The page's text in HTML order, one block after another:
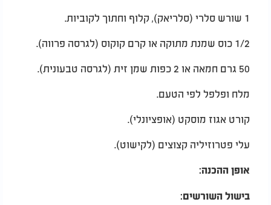
1 שורש סלרי (סלריאק), קלוף וחתוך לקוביות.
1/2 כוס שמנת מתוקה או קרם קוקוס (לגרסה פרווה).
50 גרם חמאה או 2 כפות שמן זית (לגרסה טבעונית).
מלח ופלפל לפי הטעם.
קורט אגוז מוסקט (אופציונלי).
עלי פטרוזיליה קצוצים (לקישוט).
אופן ההכנה:
בישול השורשים: